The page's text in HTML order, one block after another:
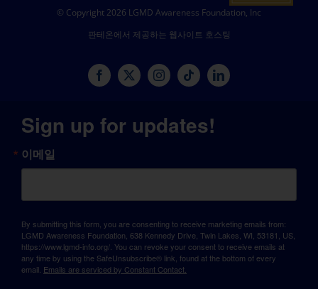
© Copyright 2026 LGMD Awareness Foundation, Inc
판테온에서 제공하는 웹사이트 호스팅
Sign up for updates!
이메일
By submitting this form, you are consenting to receive marketing emails from:
LGMD Awareness Foundation, 638 Kennedy Drive, Twin Lakes, WI, 53181, US,
https://www.lgmd-info.org/. You can revoke your consent to receive emails at
any time by using the SafeUnsubscribe® link, found at the bottom of every
email. Emails are serviced by Constant Contact.